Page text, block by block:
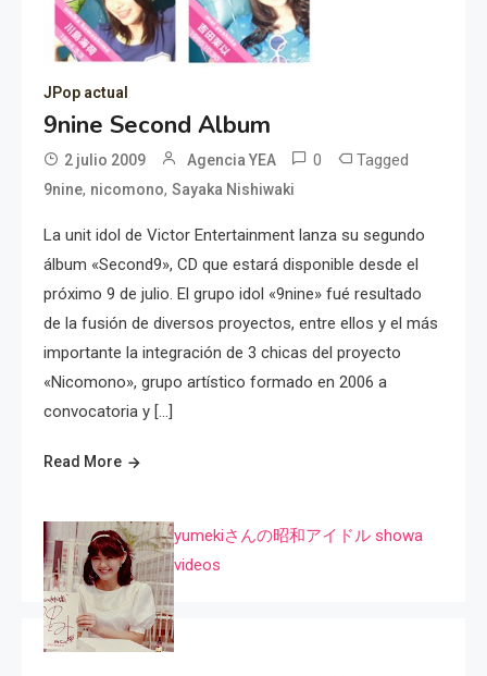
JPop actual
9nine Second Album
2 julio 2009 Agencia YEA 0 Tagged
9nine, nicomono,Sayaka Nishiwaki
La unit idol de Victor Entertainment lanza su segundo
álbum «Second9», CD que estará disponible desde el
próximo 9 de julio. El grupo idol «9nine» fué resultado
de la fusión de diversos proyectos, entre ellos y el más
importante la integración de 3 chicas del proyecto
«Nicomono», grupo artístico formado en 2006 a
convocatoria y […]
Read More
yumekiさんの昭和アイドル showa
videos